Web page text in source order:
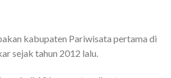
kabupaten Pariwisata pertama di
sejak tahun 2012 lalu.